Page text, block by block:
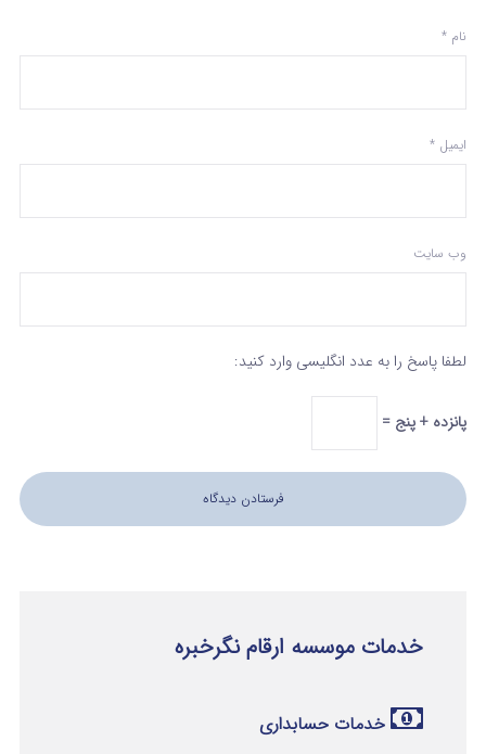
نام *
ایمیل *
وب‌ سایت
لطفا پاسخ را به عدد انگلیسی وارد کنید:
پانزده + پنج =
خدمات موسسه ارقام نگرخبره
خدمات حسابداری